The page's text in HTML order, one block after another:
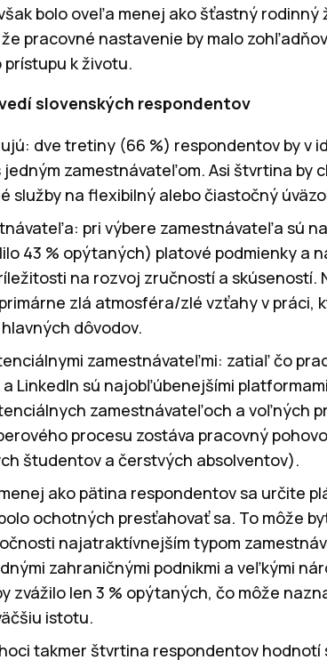
bolo oveľa menej ako šťastný rodinný
pracovné nastavenie by malo
k životu.
slovenských respondentov
dve tretiny (66 %) respondentov by v
jedným zamestnávateľom. Asi štvrtina by
služby na flexibilný alebo čiastočný
pri výbere zamestnávateľa sú
43 % opýtaných) platové podmienky a
na rozvoj zručností a skúseností.
zlá atmosféra/zlé vzťahy v práci,
dôvodov.
zamestnávateľmi: zatiaľ čo
LinkedIn sú najobľúbenejšími
zamestnávateľoch a voľných
procesu zostáva pracovný
študentov a čerstvých absolventov).
ako pätina respondentov sa určite
ochotných presťahovať sa. To môže
najatraktívnejším typom
zahraničnými podnikmi a veľkými
zvážilo len 3 % opýtaných, čo môže
istotu.
takmer štvrtina respondentov